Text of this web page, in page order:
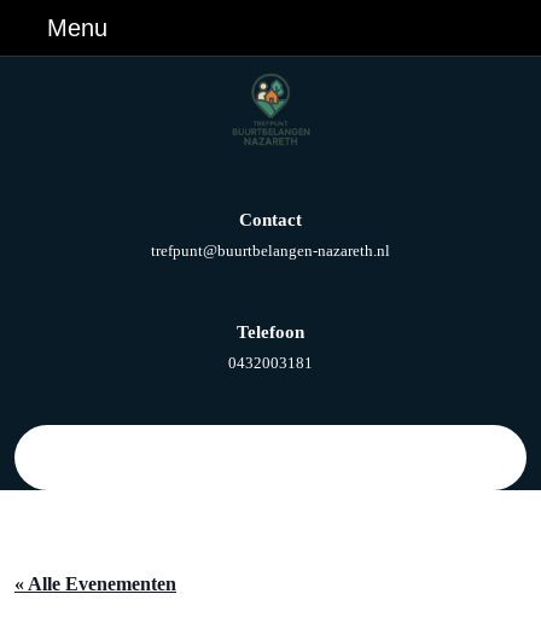
Menu
Contact
trefpunt@buurtbelangen-nazareth.nl
Telefoon
0432003181
« Alle Evenementen